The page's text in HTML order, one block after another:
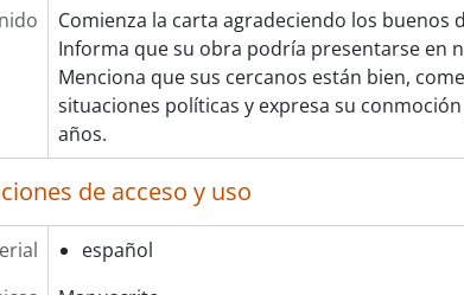
Comienza la carta agradeciendo los buenos
Informa que su obra podría presentarse en
Menciona que sus cercanos están bien,
situaciones políticas y expresa su
años.
de acceso y uso
español